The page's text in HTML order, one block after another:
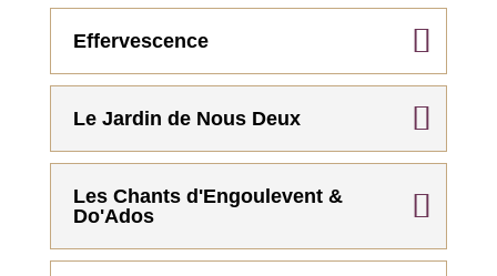
Effervescence
Le Jardin de Nous Deux
Les Chants d'Engoulevent &
Do'Ados